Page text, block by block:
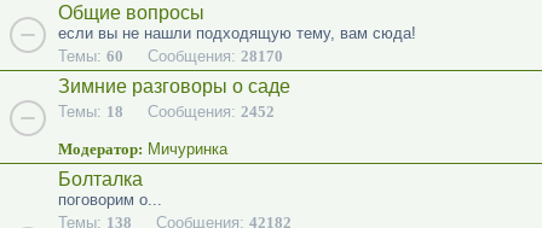
Общие вопросы
если вы не нашли подходящую тему, вам сюда!
Темы: 60 Сообщения: 28170
Зимние разговоры о саде
Темы: 18 Сообщения: 2452
Модератор: Мичуринка
Болталка
поговорим о...
Темы: 138 Сообщения: 42182